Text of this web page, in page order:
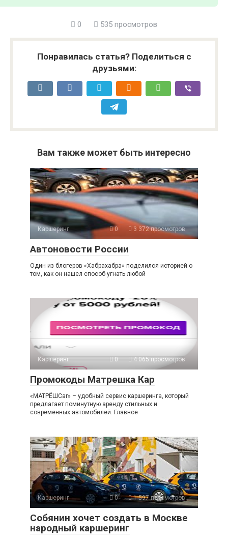
0 535 просмотров
Понравилась статья? Поделиться с
друзьями:
Вам также может быть интересно
Каршеринг 0 3 372 просмотров
Автоновости России
Один из блогеров «Хабрахабра» поделился историей о
том, как он нашел способ угнать любой
Каршеринг 0 4 065 просмотров
Промокоды Матрешка Кар
«МАТРЁШCar» – удобный сервис каршеринга, который
предлагает поминутную аренду стильных и
современных автомобилей. Главное
Каршеринг 0 1 597 просмотров
Собянин хочет создать в Москве
народный каршеринг